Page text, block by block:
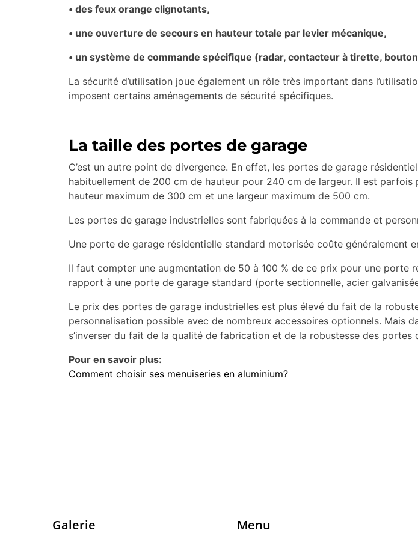
• des feux orange clignotants,
• une ouverture de secours en hauteur totale par levier mécanique,
• un système de commande spécifique (radar, contacteur à tirette,
La sécurité d’utilisation joue également un rôle très important dans
imposent certains aménagements de sécurité spécifiques.
La taille des portes de garage
C’est un autre point de divergence. En effet, les portes de garage
habituellement de 200 cm de hauteur pour 240 cm de largeur. Il est
hauteur maximum de 300 cm et une largeur maximum de 500 cm.
Les portes de garage industrielles sont fabriquées à la commande et
Une porte de garage résidentielle standard motorisée coûte généralement
Il faut compter une augmentation de 50 à 100 % de ce prix pour une porte
rapport à une porte de garage standard (porte sectionnelle, acier
Le prix des portes de garage industrielles est plus élevé du fait de la
personnalisation possible avec de nombreux accessoires optionnels. Mais
s’inverser du fait de la qualité de fabrication et de la robustesse des portes
Pour en savoir plus:
Comment choisir ses menuiseries en aluminium?
Galerie Menu